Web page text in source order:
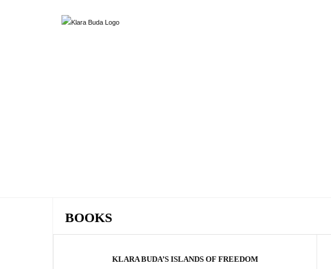
BOOKS
KLARA BUDA’S ISLANDS OF FREEDOM